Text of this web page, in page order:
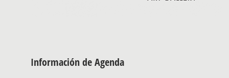
Información de Agenda